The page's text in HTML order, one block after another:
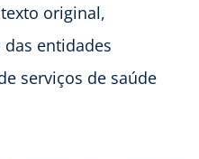
original,
entidades
serviços de saúde